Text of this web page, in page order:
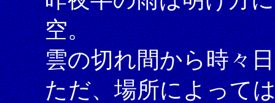
空。
雲の切れ間から時々
ただ、場所によって